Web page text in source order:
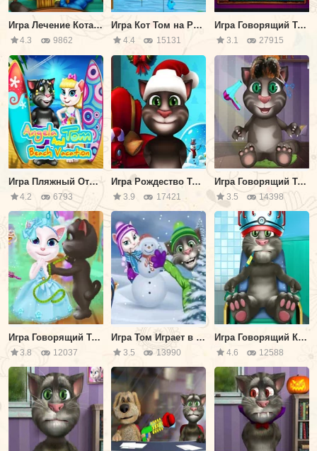
Игра Лечение Кота Тома
4.3 9862
Игра Кот Том на Рыбалке с Друзьями
4.4 15131
Игра Говорящий Том: Время Фортепиано
3.1 27915
Игра Пляжный Отдых Анжелы и Тома
4.2 6793
Игра Рождество Тома: Найди Отличия
3.9 17421
Игра Говорящий Том в Парикмахерской
3.5 14398
Игра Говорящий Том: Дизайн Одежды
3.8 12037
Игра Том Играет в Снежки
3.5 13990
Игра Говорящий Кот Том: Операция
4.6 12588